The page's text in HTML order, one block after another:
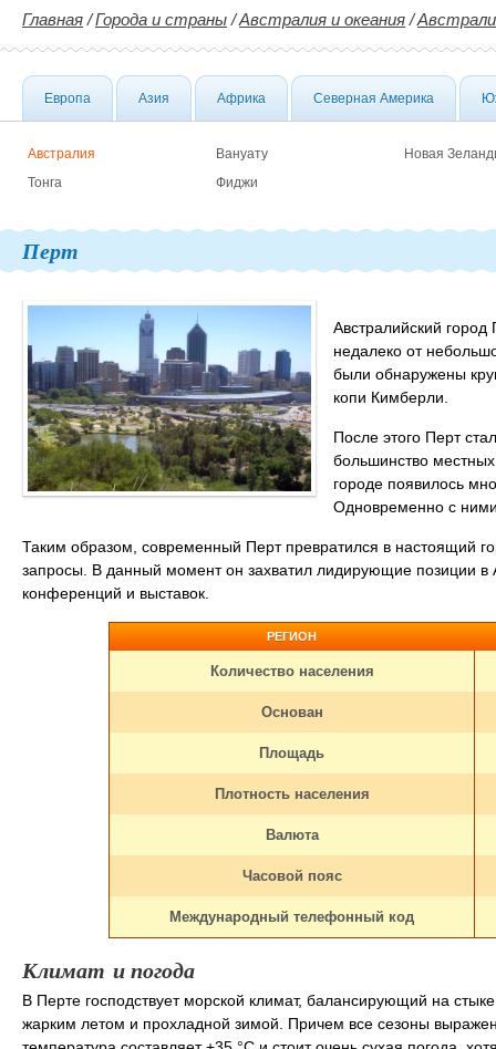
Главная /Города и страны /Австралия и океания /
Европа Азия Африка Северная Америка
Австралия Вануату
Новая
Тонга
Фиджи
Перт
Австралийский
недалеко от
были обнаружены
копи Кимберли.
После этого Перт
большинство
городе появилось
Одновременно с
Таким образом, современный Перт превратился в настоящий
запросы. В данный момент он захватил лидирующие позиции в
конференций и выставок.
РЕГИОН
Количество населения
Основан
Площадь
Плотность населения
Валюта
Часовой пояс
Международный телефонный код
Климат и погода
В Перте господствует морской климат, балансирующий на
жарким летом и прохладной зимой. Причем все сезоны